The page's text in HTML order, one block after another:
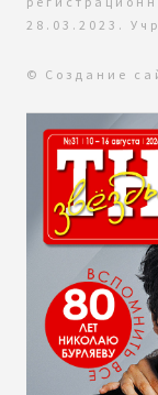
28.03.2023.
© Создание